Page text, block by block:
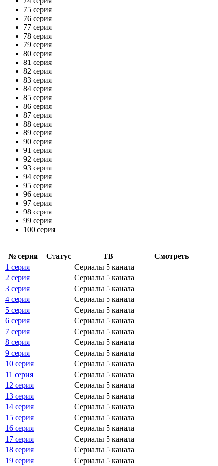
75 серия
76 серия
77 серия
78 серия
79 серия
80 серия
81 серия
82 серия
83 серия
84 серия
85 серия
86 серия
87 серия
88 серия
89 серия
90 серия
91 серия
92 серия
93 серия
94 серия
95 серия
96 серия
97 серия
98 серия
99 серия
100 серия
№ се­рии Ста­тус ТВ
Смот­реть
1 серия
Сериалы 5 канала
2 серия
Сериалы 5 канала
3 серия
Сериалы 5 канала
4 серия
Сериалы 5 канала
5 серия
Сериалы 5 канала
6 серия
Сериалы 5 канала
7 серия
Сериалы 5 канала
8 серия
Сериалы 5 канала
9 серия
Сериалы 5 канала
10 серия
Сериалы 5 канала
11 серия
Сериалы 5 канала
12 серия
Сериалы 5 канала
13 серия
Сериалы 5 канала
14 серия
Сериалы 5 канала
15 серия
Сериалы 5 канала
16 серия
Сериалы 5 канала
17 серия
Сериалы 5 канала
18 серия
Сериалы 5 канала
19 серия
Сериалы 5 канала